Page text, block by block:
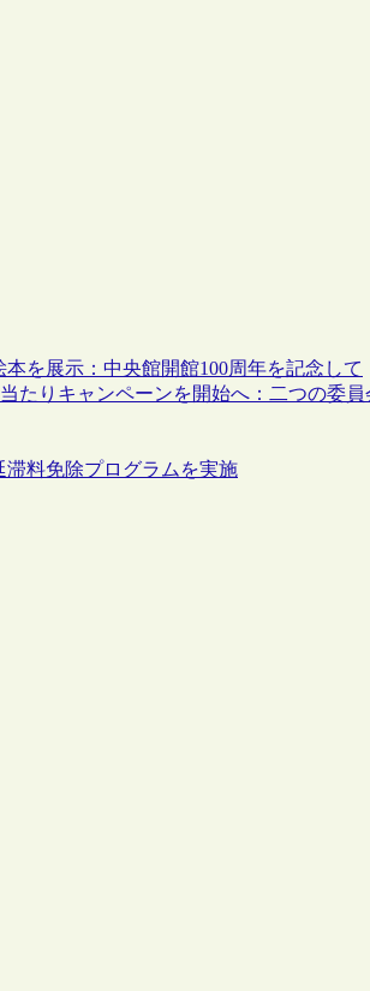
を展示：中央館開館100周年を記念して
たりキャンペーンを開始へ：二つの委員
料免除プログラムを実施